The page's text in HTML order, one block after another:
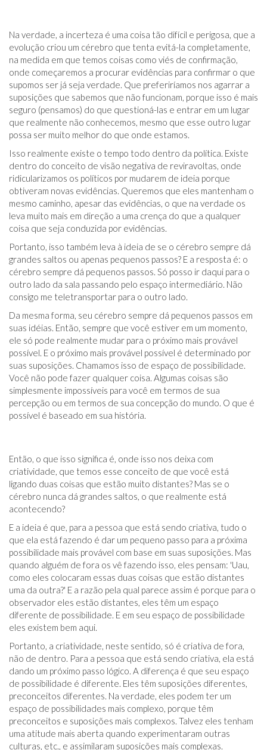
Na verdade, a incerteza é uma coisa tão difícil e perigosa, que a
evolução criou um cérebro que tenta evitá-la completamente,
na medida em que temos coisas como viés de confirmação,
onde começaremos a procurar evidências para confirmar o que
supomos ser já seja verdade. Que preferiríamos nos agarrar a
suposições que sabemos que não funcionam, porque isso é mais
seguro (pensamos) do que questioná-las e entrar em um lugar
que realmente não conhecemos, mesmo que esse outro lugar
possa ser muito melhor do que onde estamos.
Isso realmente existe o tempo todo dentro da política. Existe
dentro do conceito de visão negativa de reviravoltas, onde
ridicularizamos os políticos por mudarem de ideia porque
obtiveram novas evidências. Queremos que eles mantenham o
mesmo caminho, apesar das evidências, o que na verdade os
leva muito mais em direção a uma crença do que a qualquer
coisa que seja conduzida por evidências.
Portanto, isso também leva à ideia de se o cérebro sempre dá
grandes saltos ou apenas pequenos passos? E a resposta é: o
cérebro sempre dá pequenos passos. Só posso ir daqui para o
outro lado da sala passando pelo espaço intermediário. Não
consigo me teletransportar para o outro lado.
Da mesma forma, seu cérebro sempre dá pequenos passos em
suas idéias. Então, sempre que você estiver em um momento,
ele só pode realmente mudar para o próximo mais provável
possível. E o próximo mais provável possível é determinado por
suas suposições. Chamamos isso de espaço de possibilidade.
Você não pode fazer qualquer coisa. Algumas coisas são
simplesmente impossíveis para você em termos de sua
percepção ou em termos de sua concepção do mundo. O que é
possível é baseado em sua história.
Então, o que isso significa é, onde isso nos deixa com
criatividade, que temos esse conceito de que você está
ligando duas coisas que estão muito distantes? Mas se o
cérebro nunca dá grandes saltos, o que realmente está
acontecendo?
E a ideia é que, para a pessoa que está sendo criativa, tudo o
que ela está fazendo é dar um pequeno passo para a próxima
possibilidade mais provável com base em suas suposições. Mas
quando alguém de fora os vê fazendo isso, eles pensam: 'Uau,
como eles colocaram essas duas coisas que estão distantes
uma da outra?' E a razão pela qual parece assim é porque para o
observador eles estão distantes, eles têm um espaço
diferente de possibilidade. E em seu espaço de possibilidade
eles existem bem aqui.
Portanto, a criatividade, neste sentido, só é criativa de fora,
não de dentro. Para a pessoa que está sendo criativa, ela está
dando um próximo passo lógico. A diferença é que seu espaço
de possibilidade é diferente. Eles têm suposições diferentes,
preconceitos diferentes. Na verdade, eles podem ter um
espaço de possibilidades mais complexo, porque têm
preconceitos e suposições mais complexos. Talvez eles tenham
uma atitude mais aberta quando experimentaram outras
culturas, etc., e assimilaram suposições mais complexas.